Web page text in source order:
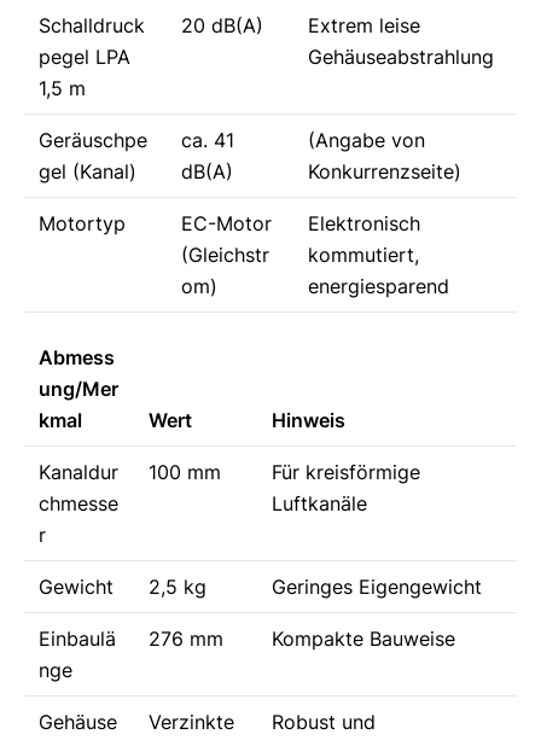
Schalldruck
pegel LPA
1,5 m
20 dB(A)
Extrem leise
Gehäuseabstrahlung
Geräuschpe
gel (Kanal)
ca. 41
dB(A)
(Angabe von
Konkurrenzseite)
Motortyp
EC-Motor
(Gleichstr
om)
Elektronisch
kommutiert,
energiesparend
Abmess
ung/Mer
kmal
Wert Hinweis
Kanaldur
chmesse
r
100 mm
Für kreisförmige
Luftkanäle
Gewicht 2,5 kg Geringes Eigengewicht
Einbaulä
nge
276 mm Kompakte Bauweise
Gehäuse
Verzinkte
Robust und